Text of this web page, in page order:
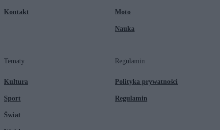
Kontakt Moto
Nauka
Tematy
Kultura
Sport
Świat
Regulamin
Polityka prywatności
Regulamin